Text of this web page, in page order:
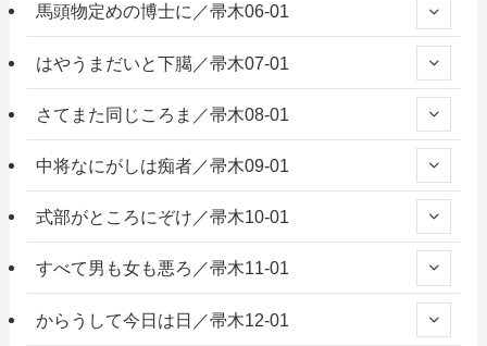
馬頭物定めの博士に／帚木06-01
はやうまだいと下臈／帚木07-01
さてまた同じころま／帚木08-01
中将なにがしは痴者／帚木09-01
式部がところにぞけ／帚木10-01
すべて男も女も悪ろ／帚木11-01
からうして今日は日／帚木12-01